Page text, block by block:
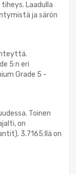
Laadulla
ja särön
5:n eri
Grade 5 -
Toinen
on
3.7165:llä on